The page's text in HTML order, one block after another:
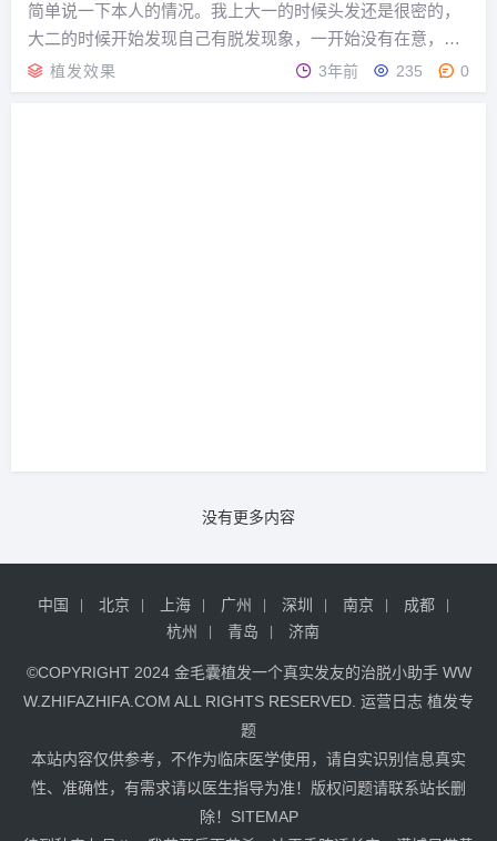
简单说一下本人的情况。我上大一的时候头发还是很密的，
大二的时候开始发现自己有脱发现象，一开始没有在意，但
是到了大三，一次聚会时，一个女同学说，你的发际线都开
始后移了，最近那么用功啊，头发都掉光了，也来越聪明
植发效果 3年前 235 0
没有更多内容
中国 北京 上海 广州 深圳 南京
成都
杭州
青岛 济南
©COPYRIGHT 2024 金毛囊植发一个真实发友的治脱小助手 WW
W.ZHIFAZHIFA.COM ALL RIGHTS RESERVED. 运营日志 植发专
题
本站内容仅供参考，不作为临床医学使用，请自实识别信息真实
性、准确性，有需求请以医生指导为准！版权问题请联系站长删
除！ SITEMAP